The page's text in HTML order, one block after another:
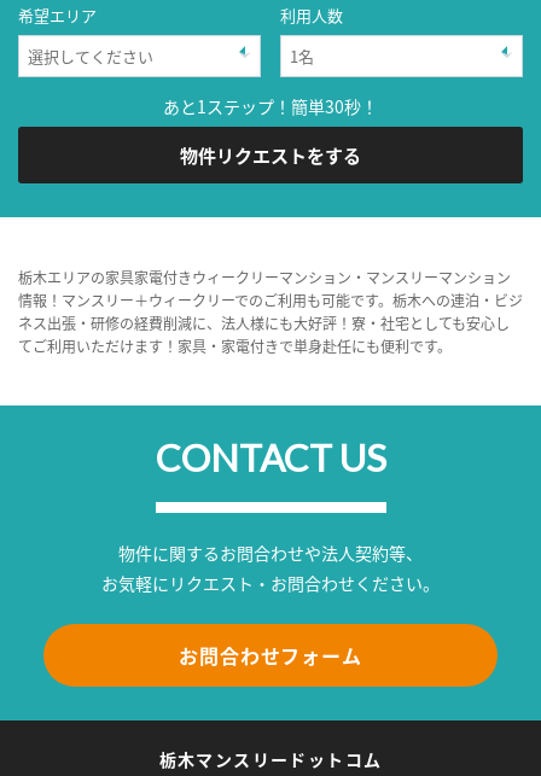
希望エリア
利用人数
あと1ステップ！簡単30秒！
物件リクエストをする
栃木エリアの家具家電付きウィークリーマンション・マンスリーマンション
情報！マンスリー＋ウィークリーでのご利用も可能です。栃木への連泊・ビジ
ネス出張・研修の経費削減に、法人様にも大好評！寮・社宅としても安心し
てご利用いただけます！家具・家電付きで単身赴任にも便利です。
CONTACT US
物件に関するお問合わせや法人契約等、
お気軽にリクエスト・お問合わせください。
お問合わせフォーム
栃木マンスリードットコム